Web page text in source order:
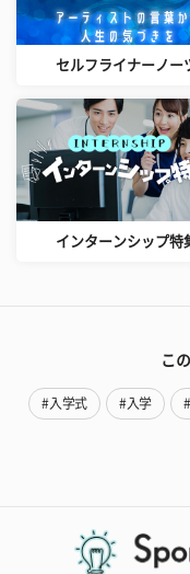
セルフライナーノー
インターンシップ特
こ
#入学式 #入学